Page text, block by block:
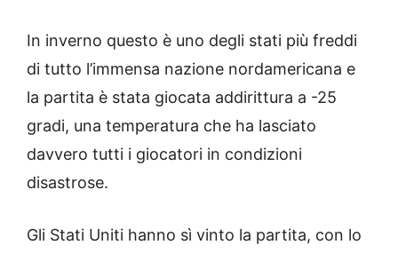
In inverno questo è uno degli stati più freddi
di tutto l’immensa nazione nordamericana e
la partita è stata giocata addirittura a -25
gradi, una temperatura che ha lasciato
davvero tutti i giocatori in condizioni
disastrose.
Gli Stati Uniti hanno sì vinto la partita, con lo